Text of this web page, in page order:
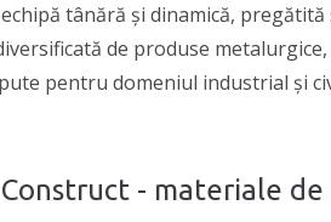
tânără și dinamică,
de produse
pentru domeniul industrial și
- materiale